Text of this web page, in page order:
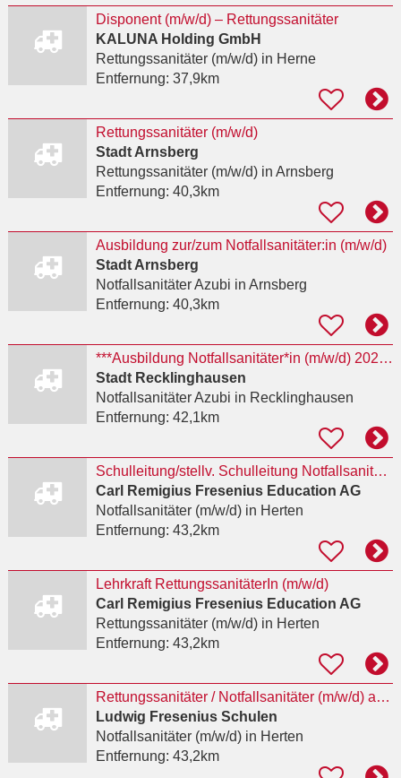
Disponent (m/w/d) – Rettungssanitäter
KALUNA Holding GmbH
Rettungssanitäter (m/w/d)in Herne
Entfernung: 37,9km
Rettungssanitäter (m/w/d)
Stadt Arnsberg
Rettungssanitäter (m/w/d)in Arnsberg
Entfernung: 40,3km
Ausbildung zur/zum Notfallsanitäter:in (m/w/d)
Stadt Arnsberg
Notfallsanitäter Azubi in Arnsberg
Entfernung: 40,3km
***Ausbildung Notfallsanitäter*in (m/w/d) 2027 ***
Stadt Recklinghausen
Notfallsanitäter Azubi in Recklinghausen
Entfernung: 42,1km
Schulleitung/stellv. Schulleitung NotfallsanitäterIn mit Praxisanleiter(m/w/d)
Carl Remigius Fresenius Education AG
Notfallsanitäter (m/w/d)in Herten
Entfernung: 43,2km
Lehrkraft RettungssanitäterIn (m/w/d)
Carl Remigius Fresenius Education AG
Rettungssanitäter (m/w/d)in Herten
Entfernung: 43,2km
Rettungssanitäter / Notfallsanitäter (m/w/d) als Lehrkraft
Ludwig Fresenius Schulen
Notfallsanitäter (m/w/d)in Herten
Entfernung: 43,2km